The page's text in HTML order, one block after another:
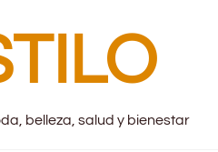
belleza, salud y bienestar